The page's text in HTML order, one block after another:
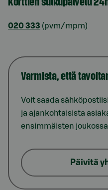
020 333 (pvm/mpm)
Varmista, että
Voit saada
ja ajankohtaisista
ensimmäisten
Päivitä